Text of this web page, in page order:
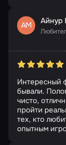
АМ Айнур
Интересный
бывали.
чисто,
пройти
тех, кто
опытным